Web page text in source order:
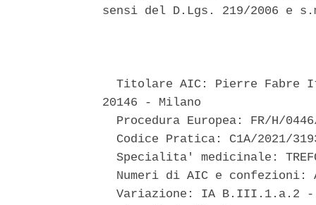
sensi del D.Lgs. 219/2006 e
Titolare AIC: Pierre Fabre
20146 - Milano
Procedura Europea: FR/H/
Codice Pratica: C1A/2021/
Specialita' medicinale:
Numeri di AIC e
Variazione: IA B.III.1.a.2